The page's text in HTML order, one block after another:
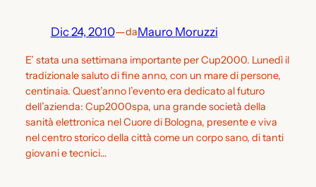
Dic 24, 2010—daMauro Moruzzi
E’ stata una settimana importante per Cup2000. Lunedì il
tradizionale saluto di fine anno, con un mare di persone,
centinaia. Quest’anno l’evento era dedicato al futuro
dell’azienda: Cup2000spa, una grande società della
sanità elettronica nel Cuore di Bologna, presente e viva
nel centro storico della città come un corpo sano, di tanti
giovani e tecnici…